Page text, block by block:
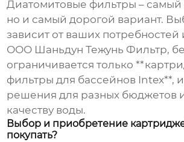
Диатомитовые фильтры –
но и самый дорогой вариант.
зависит от ваших
ООО Шаньдун Тежунь Фильтр,
ограничивается только
фильтры для бассейнов Intex**,
решения для разных бюджетов
качеству воды.
Выбор и приобретение
покупать?